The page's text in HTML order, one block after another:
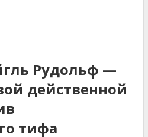
Рудольф —
действенной
тифа